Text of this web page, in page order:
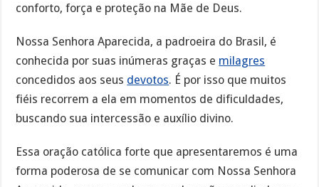
conforto, força e proteção na Mãe de Deus.
Nossa Senhora Aparecida, a padroeira do Brasil, é
conhecida por suas inúmeras graças e milagres
concedidos aos seus devotos. É por isso que muitos
fiéis recorrem a ela em momentos de dificuldades,
buscando sua intercessão e auxílio divino.
Essa oração católica forte que apresentaremos é uma
forma poderosa de se comunicar com Nossa Senhora